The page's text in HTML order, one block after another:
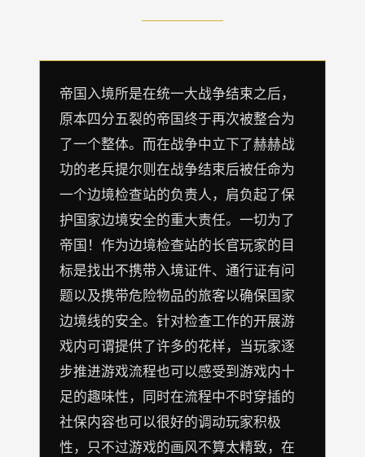
帝国入境所是在统一大战争结束之后，
原本四分五裂的帝国终于再次被整合为
了一个整体。而在战争中立下了赫赫战
功的老兵提尔则在战争结束后被任命为
一个边境检查站的负责人，肩负起了保
护国家边境安全的重大责任。一切为了
帝国！作为边境检查站的长官玩家的目
标是找出不携带入境证件、通行证有问
题以及携带危险物品的旅客以确保国家
边境线的安全。针对检查工作的开展游
戏内可谓提供了许多的花样，当玩家逐
步推进游戏流程也可以感受到游戏内十
足的趣味性，同时在流程中不时穿插的
社保内容也可以很好的调动玩家积极
性，只不过游戏的画风不算太精致，在